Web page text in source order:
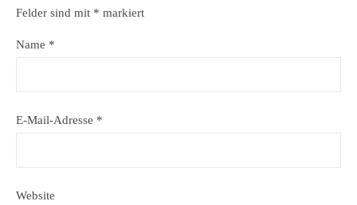
Felder sind mit * markiert
Name *
E-Mail-Adresse *
Website